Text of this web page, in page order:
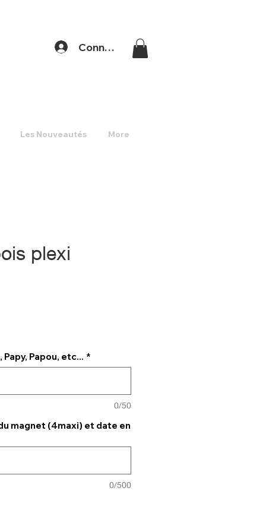
Connexion
Les Nouveautés More
plexi
Papou, etc... *
0/50
magnet (4maxi) et date en
0/500